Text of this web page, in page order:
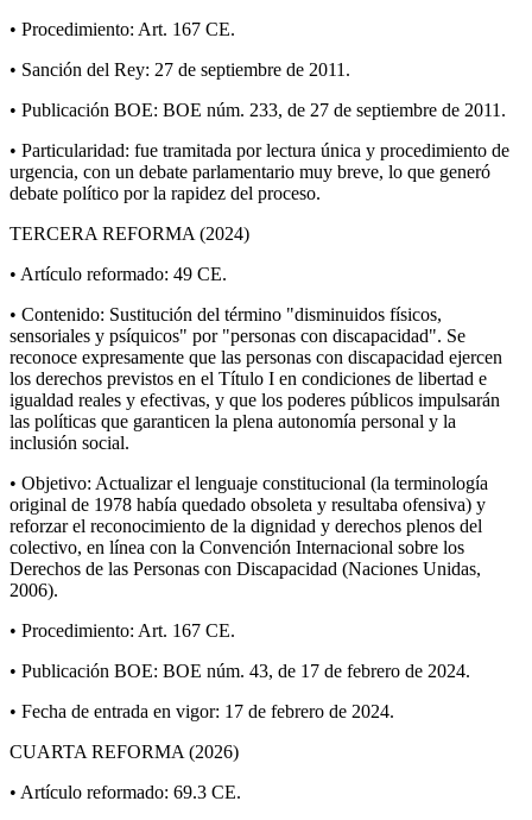
• Procedimiento: Art. 167 CE.
• Sanción del Rey: 27 de septiembre de 2011.
• Publicación BOE: BOE núm. 233, de 27 de septiembre de 2011.
• Particularidad: fue tramitada por lectura única y procedimiento de
urgencia, con un debate parlamentario muy breve, lo que generó
debate político por la rapidez del proceso.
TERCERA REFORMA (2024)
• Artículo reformado: 49 CE.
• Contenido: Sustitución del término "disminuidos físicos,
sensoriales y psíquicos" por "personas con discapacidad". Se
reconoce expresamente que las personas con discapacidad ejercen
los derechos previstos en el Título I en condiciones de libertad e
igualdad reales y efectivas, y que los poderes públicos impulsarán
las políticas que garanticen la plena autonomía personal y la
inclusión social.
• Objetivo: Actualizar el lenguaje constitucional (la terminología
original de 1978 había quedado obsoleta y resultaba ofensiva) y
reforzar el reconocimiento de la dignidad y derechos plenos del
colectivo, en línea con la Convención Internacional sobre los
Derechos de las Personas con Discapacidad (Naciones Unidas,
2006).
• Procedimiento: Art. 167 CE.
• Publicación BOE: BOE núm. 43, de 17 de febrero de 2024.
• Fecha de entrada en vigor: 17 de febrero de 2024.
CUARTA REFORMA (2026)
• Artículo reformado: 69.3 CE.